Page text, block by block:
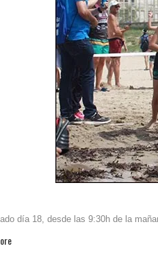
día 18, desde las 9:30h de la